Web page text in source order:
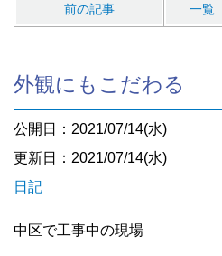
前の記事 一覧
外観にもこだわる
公開日：2021/07/14(水)
更新日：2021/07/14(水)
日記
中区で工事中の現場